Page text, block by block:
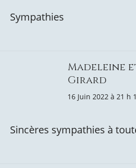
Sympathies
Madeleine
Girard
16 Juin 2022 à 21 h
Sincères sympathies à